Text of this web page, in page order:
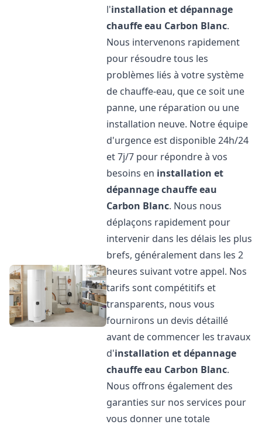
l'installation et dépannage
chauffe eau Carbon Blanc.
Nous intervenons rapidement
pour résoudre tous les
problèmes liés à votre système
de chauffe-eau, que ce soit une
panne, une réparation ou une
installation neuve. Notre équipe
d'urgence est disponible 24h/24
et 7j/7 pour répondre à vos
besoins en installation et
dépannage chauffe eau
Carbon Blanc. Nous nous
déplaçons rapidement pour
intervenir dans les délais les plus
brefs, généralement dans les 2
heures suivant votre appel. Nos
tarifs sont compétitifs et
transparents, nous vous
fournirons un devis détaillé
avant de commencer les travaux
d'installation et dépannage
chauffe eau Carbon Blanc.
Nous offrons également des
garanties sur nos services pour
vous donner une totale